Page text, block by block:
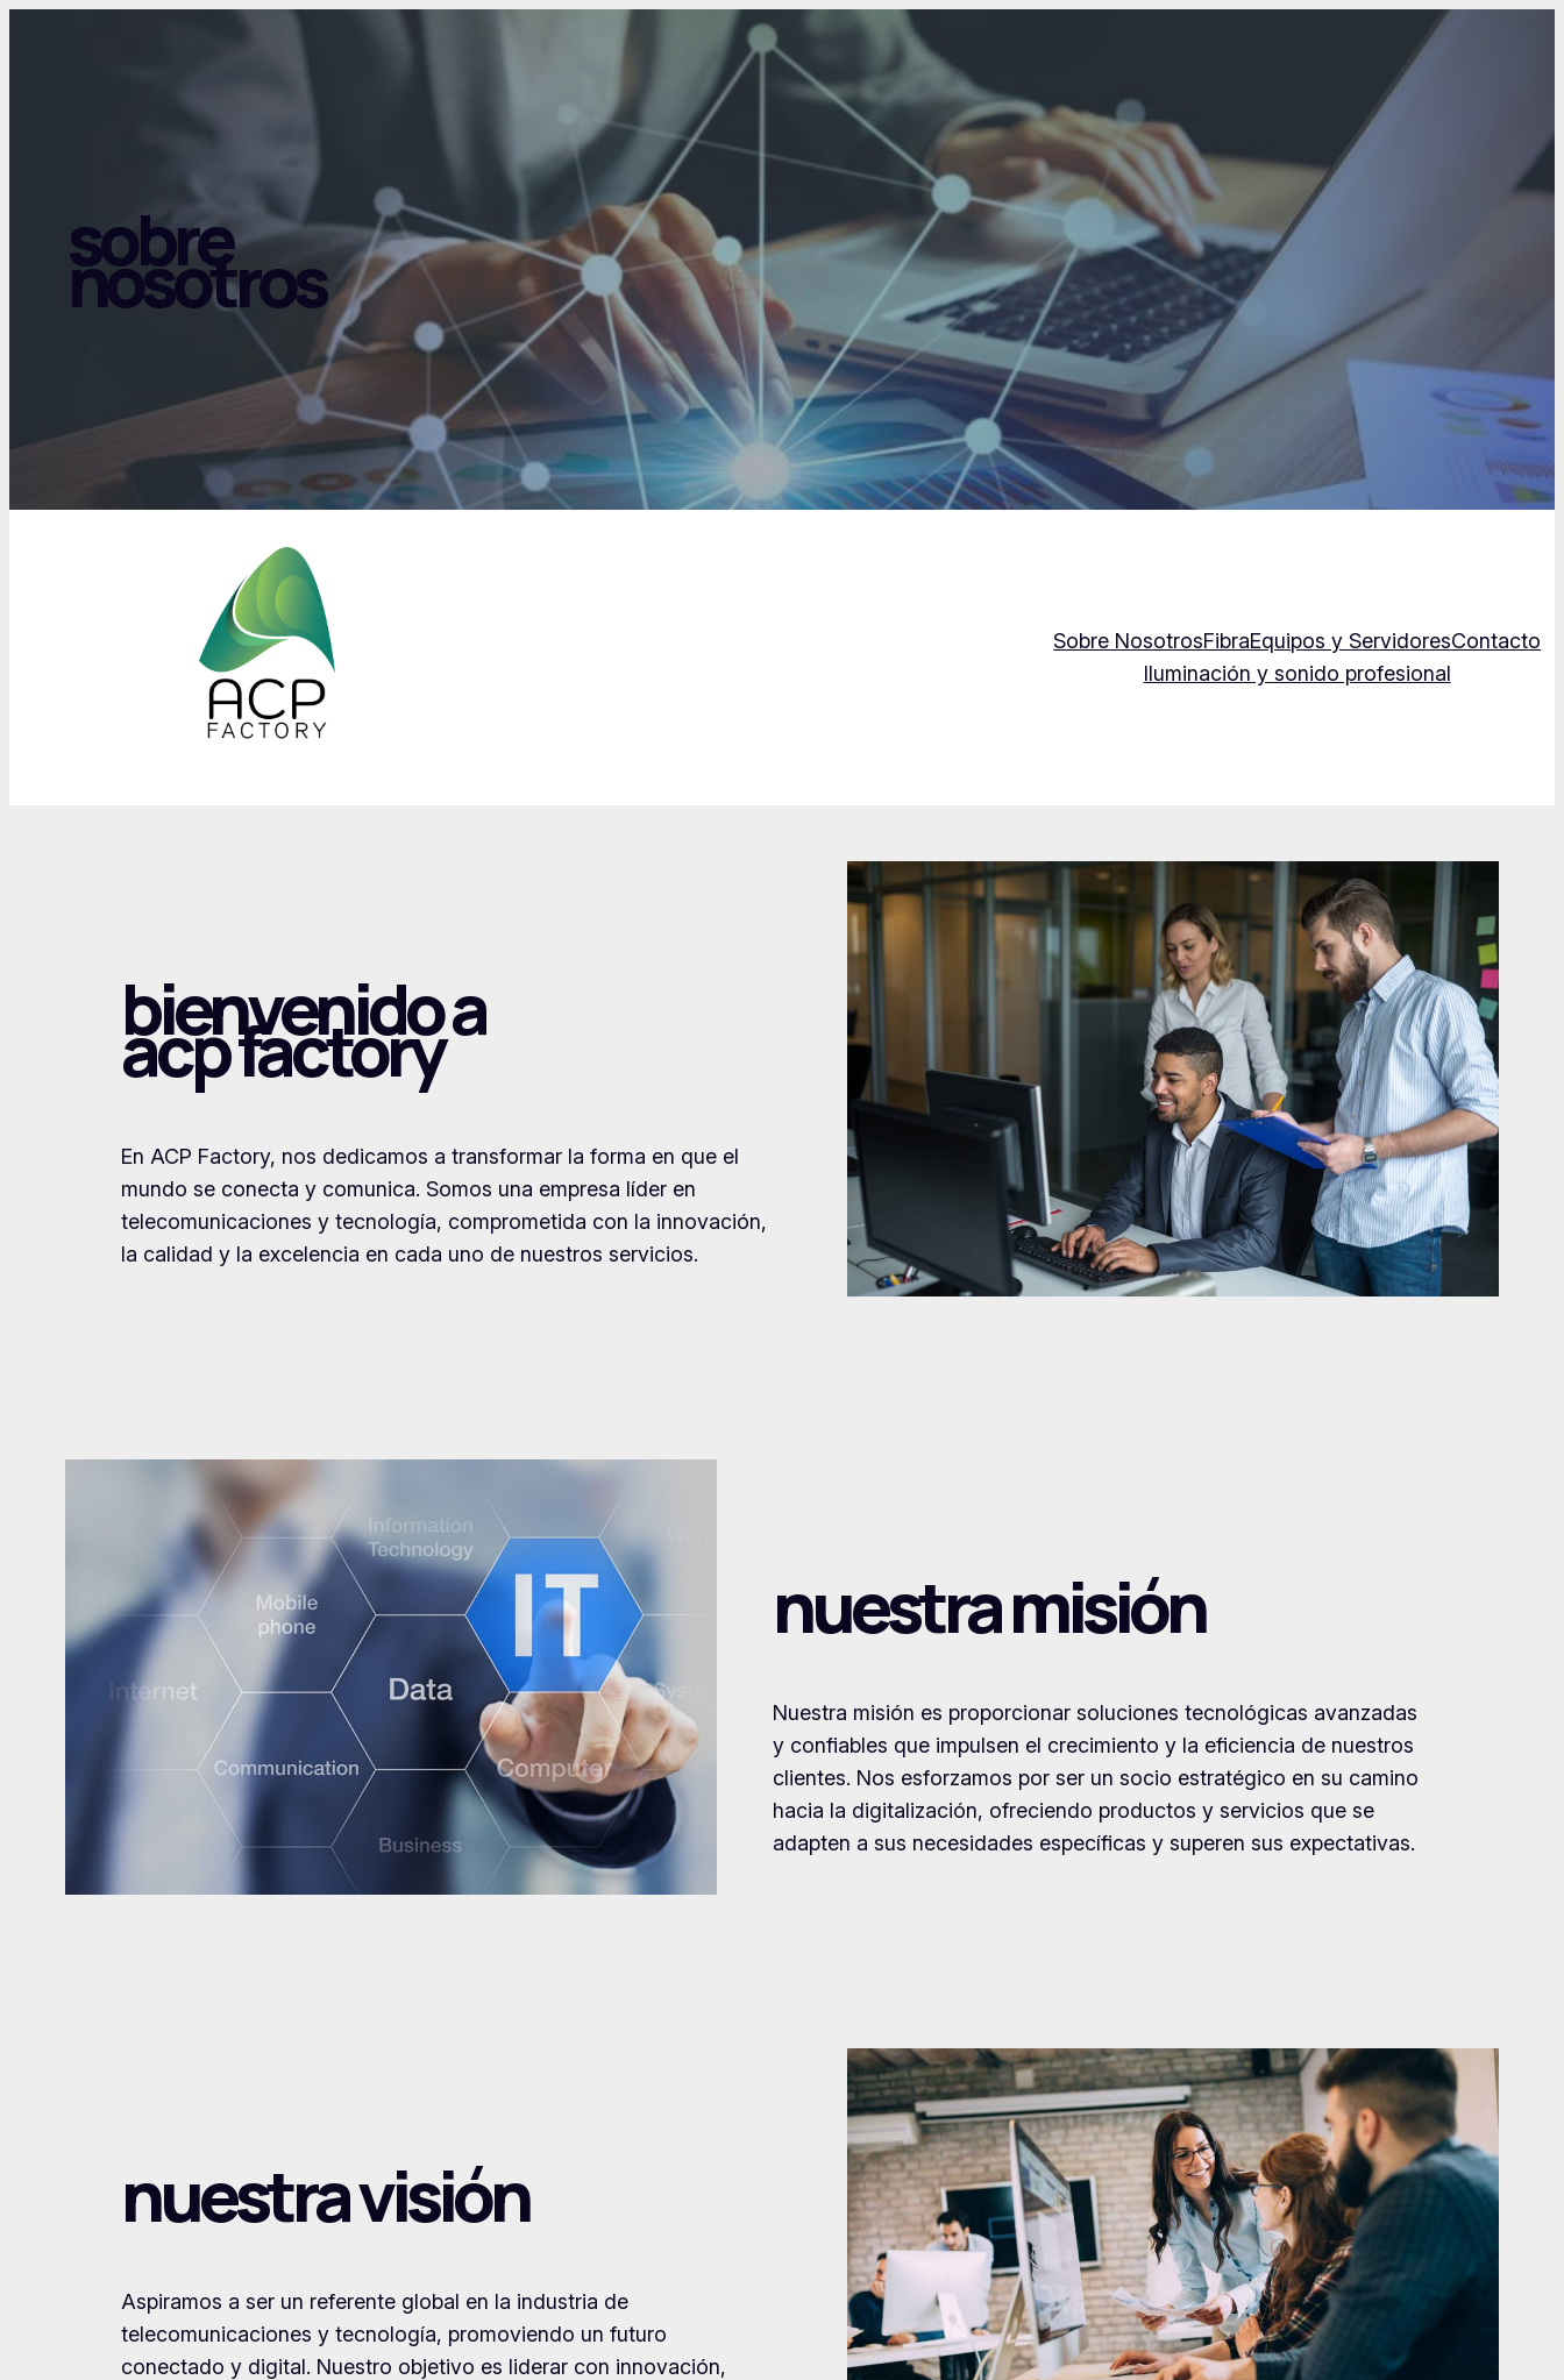
sobre
nosotros
Sobre NosotrosFibraEquipos y ServidoresContacto
Iluminación y sonido profesional
bienvenido a
acp factory
En ACP Factory, nos dedicamos a transformar la forma en que el
mundo se conecta y comunica. Somos una empresa líder en
telecomunicaciones y tecnología, comprometida con la innovación,
la calidad y la excelencia en cada uno de nuestros servicios.
nuestra misión
Nuestra misión es proporcionar soluciones tecnológicas avanzadas
y confiables que impulsen el crecimiento y la eficiencia de nuestros
clientes. Nos esforzamos por ser un socio estratégico en su camino
hacia la digitalización, ofreciendo productos y servicios que se
adapten a sus necesidades específicas y superen sus expectativas.
nuestra visión
Aspiramos a ser un referente global en la industria de
telecomunicaciones y tecnología, promoviendo un futuro
conectado y digital. Nuestro objetivo es liderar con innovación,